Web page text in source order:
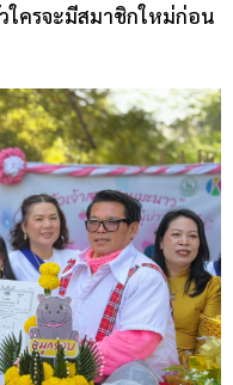
ใครจะมีสมาชิกใหม่ก่อน